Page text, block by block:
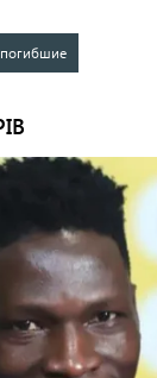
погибшие